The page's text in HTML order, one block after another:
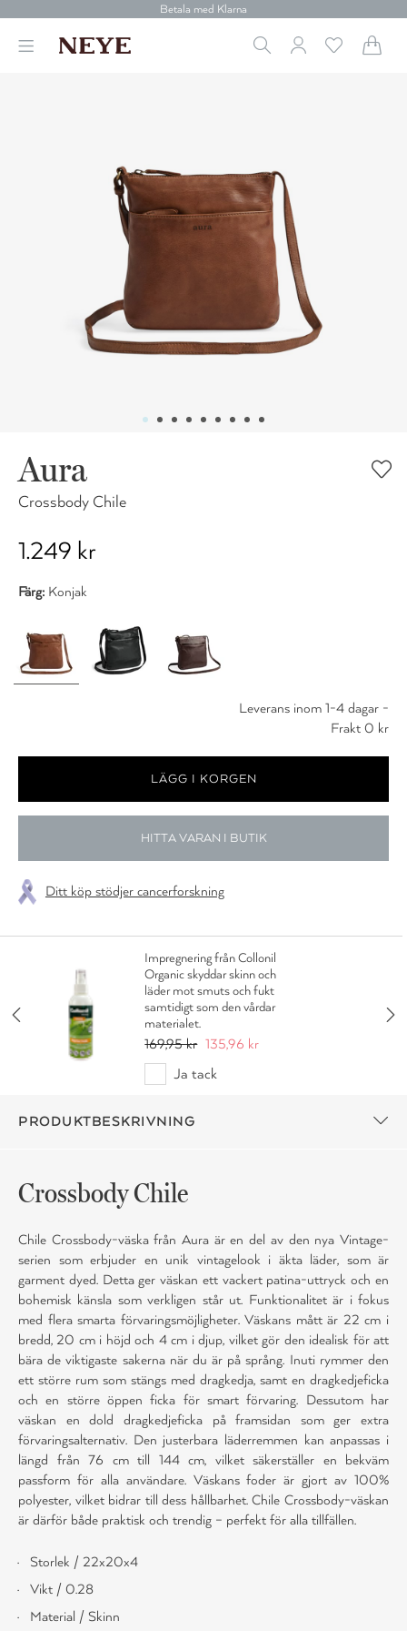
Betala med Klarna
Gratis frakt över 699 kr.
Aura
Crossbody Chile
1.249 kr
Färg: Konjak
Leverans inom 1-4 dagar -
Frakt 0 kr
HITTA VARAN I BUTIK
Ditt köp stödjer cancerforskning
Impregnering från Collonil
Organic skyddar skinn och
läder mot smuts och fukt
samtidigt som den vårdar
materialet.
169,95 kr 135,96 kr
Ja tack
PRODUKTBESKRIVNING
Crossbody Chile
Chile Crossbody-väska från Aura är en del av den nya Vintage-
serien som erbjuder en unik vintagelook i äkta läder, som är
garment dyed. Detta ger väskan ett vackert patina-uttryck och en
bohemisk känsla som verkligen står ut. Funktionalitet är i fokus
med flera smarta förvaringsmöjligheter. Väskans mått är 22 cm i
bredd, 20 cm i höjd och 4 cm i djup, vilket gör den idealisk för att
bära de viktigaste sakerna när du är på språng. Inuti rymmer den
ett större rum som stängs med dragkedja, samt en dragkedjeficka
och en större öppen ficka för smart förvaring. Dessutom har
väskan en dold dragkedjeficka på framsidan som ger extra
förvaringsalternativ. Den justerbara läderremmen kan anpassas i
längd från 76 cm till 144 cm, vilket säkerställer en bekväm
passform för alla användare. Väskans foder är gjort av 100%
polyester, vilket bidrar till dess hållbarhet. Chile Crossbody-väskan
är därför både praktisk och trendig – perfekt för alla tillfällen.
Storlek / 22x20x4
Vikt / 0.28
Material / Skinn